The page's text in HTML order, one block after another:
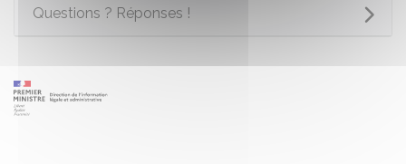
Questions ? Réponses !